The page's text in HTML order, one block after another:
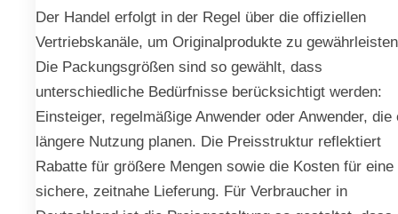
Der Handel erfolgt in der Regel über die offiziellen
Vertriebskanäle, um Originalprodukte zu
Die Packungsgrößen sind so gewählt, dass
unterschiedliche Bedürfnisse berücksichtigt werden:
Einsteiger, regelmäßige Anwender oder Anwender, die
längere Nutzung planen. Die Preisstruktur reflektiert
Rabatte für größere Mengen sowie die Kosten für eine
sichere, zeitnahe Lieferung. Für Verbraucher in